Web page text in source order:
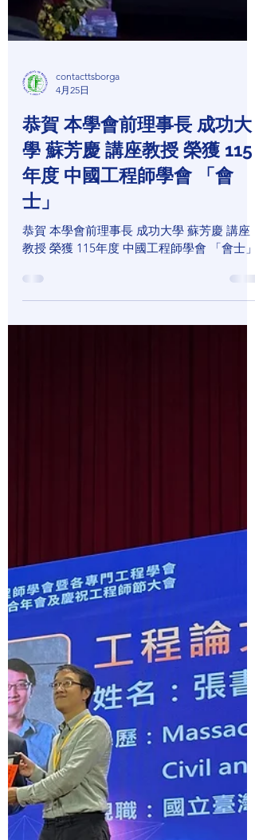
contacttsborga
恭賀 本學會前理事長 成功大
學 蘇芳慶 講座教授 榮獲 115
年度 中國工程師學會 「會